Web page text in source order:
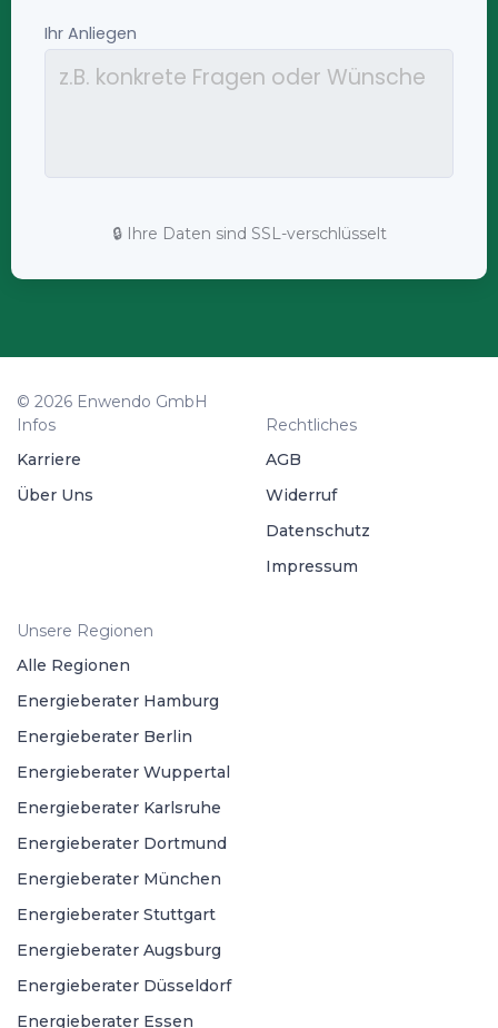
🔒 Ihre Daten sind SSL-verschlüsselt
© 2026 Enwendo GmbH
Infos
Karriere
Über Uns
Rechtliches
AGB
Widerruf
Datenschutz
Impressum
Unsere Regionen
Alle Regionen
Energieberater Hamburg
Energieberater Berlin
Energieberater Wuppertal
Energieberater Karlsruhe
Energieberater Dortmund
Energieberater München
Energieberater Stuttgart
Energieberater Augsburg
Energieberater Düsseldorf
Energieberater Essen